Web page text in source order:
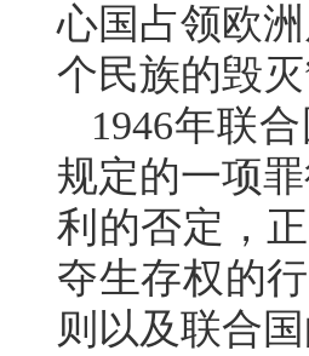
心国占领欧
个民族的毁灭
1946年联
规定的一项
利的否定，
夺生存权的
则以及联合